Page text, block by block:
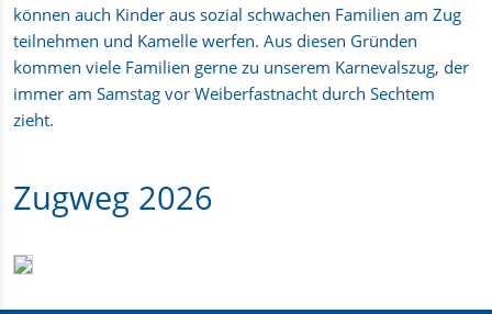
können auch Kinder aus sozial schwachen Familien am Zug
teilnehmen und Kamelle werfen. Aus diesen Gründen
kommen viele Familien gerne zu unserem Karnevalszug, der
immer am Samstag vor Weiberfastnacht durch Sechtem
zieht.
Zugweg 2026